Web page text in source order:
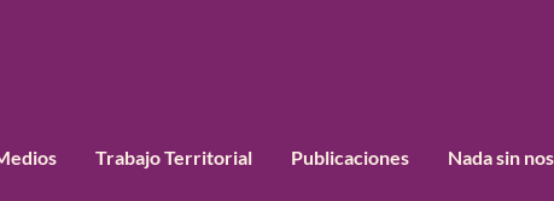
Trabajo Territorial Publicaciones Nada sin